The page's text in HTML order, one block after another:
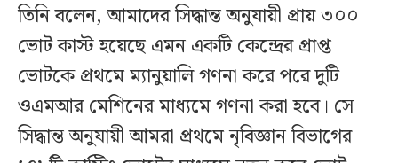
তিনি বলেন, আমাদের সিদ্ধান্ত অনুযায়ী প্রায় ৩০০
ভোট কাস্ট হয়েছে এমন একটি কেন্দ্রের প্রাপ্ত
ভোটকে প্রথমে ম্যানুয়ালি গণনা করে পরে দুটি
ওএমআর মেশিনের মাধ্যমে গণনা করা হবে। সে
সিদ্ধান্ত অনুযায়ী আমরা প্রথমে নৃবিজ্ঞান বিভাগের